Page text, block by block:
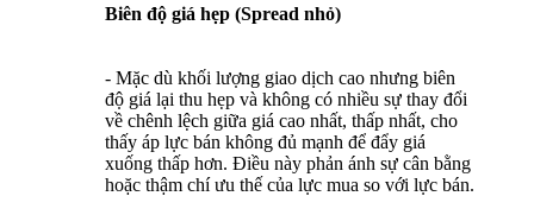
Biên độ giá hẹp (Spread nhỏ)
- Mặc dù khối lượng giao dịch cao nhưng biên
độ giá lại thu hẹp và không có nhiều sự thay đổi
về chênh lệch giữa giá cao nhất, thấp nhất, cho
thấy áp lực bán không đủ mạnh để đẩy giá
xuống thấp hơn. Điều này phản ánh sự cân bằng
hoặc thậm chí ưu thế của lực mua so với lực bán.